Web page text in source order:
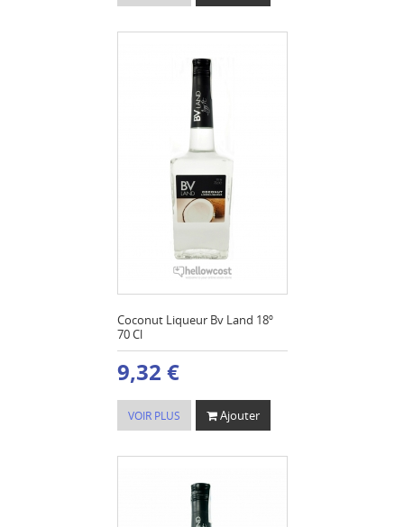
Coconut Liqueur Bv Land 18º
70 Cl
9,32 €
VOIR PLUS Ajouter